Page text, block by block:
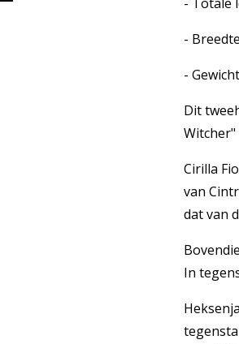
-
-
Dit
Witcher"
Cirilla
van
dat van
In